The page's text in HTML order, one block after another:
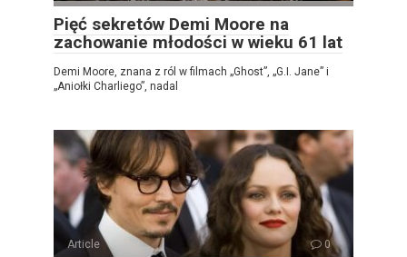
Pięć sekretów Demi Moore na
zachowanie młodości w wieku 61 lat
Demi Moore, znana z ról w filmach „Ghost”, „G.I. Jane” i
„Aniołki Charliego”, nadal
Article 0